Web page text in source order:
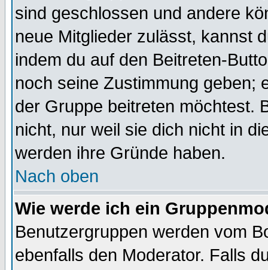
sind geschlossen und andere
neue Mitglieder zulässt, kannst
indem du auf den Beitreten-
noch seine Zustimmung geben;
der Gruppe beitreten möchtest.
nicht, nur weil sie dich nicht in
werden ihre Gründe haben.
Nach oben
Wie werde ich ein
Benutzergruppen werden vom
ebenfalls den Moderator. Falls